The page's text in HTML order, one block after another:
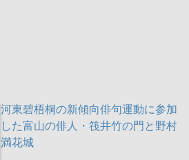
河東碧梧桐の新傾向俳句運動に参加
した富山の俳人・筏井竹の門と野村
満花城